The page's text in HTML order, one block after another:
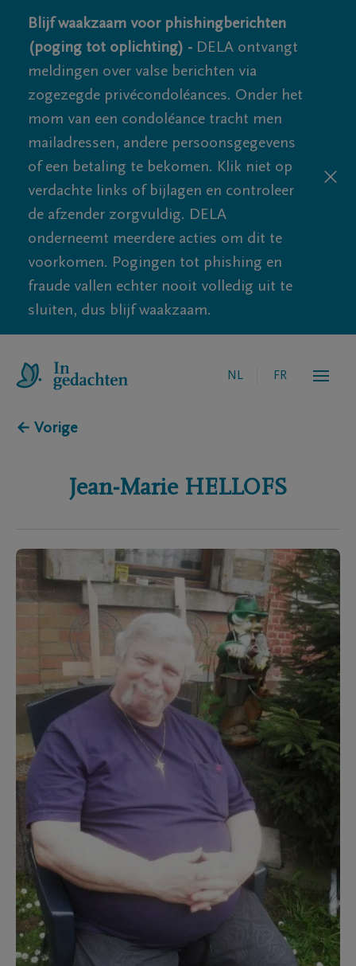
Blijf waakzaam voor phishingberichten
(poging tot oplichting) - DELA ontvangt
meldingen over valse berichten via
zogezegde privécondoléances. Onder het
mom van een condoléance tracht men
mailadressen, andere persoonsgegevens
of een betaling te bekomen. Klik niet op
verdachte links of bijlagen en controleer
de afzender zorgvuldig. DELA
onderneemt meerdere acties om dit te
voorkomen. Pogingen tot phishing en
fraude vallen echter nooit volledig uit te
sluiten, dus blijf waakzaam.
NL FR
← Vorige
Jean-Marie HELLOFS